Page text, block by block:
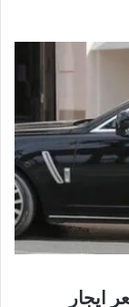
ايجار